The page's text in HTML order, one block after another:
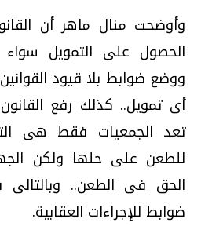
وأوضحت منال ماهر أن
الحصول على التمويل سواء
ووضع ضوابط بلا قيود
أى تمويل.. كذلك رفع
تعد الجمعيات فقط هى
للطعن على حلها ولكن
الحق فى الطعن.. وبالتالى
ضوابط للإجراءات العقابية.